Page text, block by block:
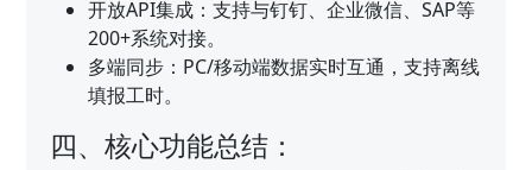
开放API集成：支持与钉钉、企业微信、SAP等
200+系统对接。
多端同步：PC/移动端数据实时互通，支持离线
填报工时。
四、核心功能总结：